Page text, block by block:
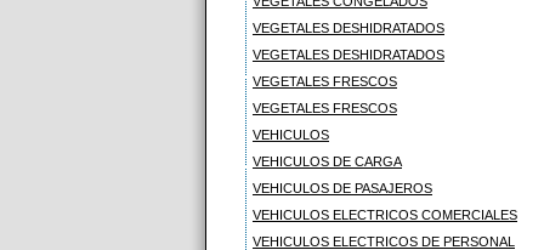
VEGETALES DESHIDRATADOS
VEGETALES DESHIDRATADOS
VEGETALES FRESCOS
VEGETALES FRESCOS
VEHICULOS
VEHICULOS DE CARGA
VEHICULOS DE PASAJEROS
VEHICULOS ELECTRICOS COMERCIALES
VEHICULOS ELECTRICOS DE PERSONAL